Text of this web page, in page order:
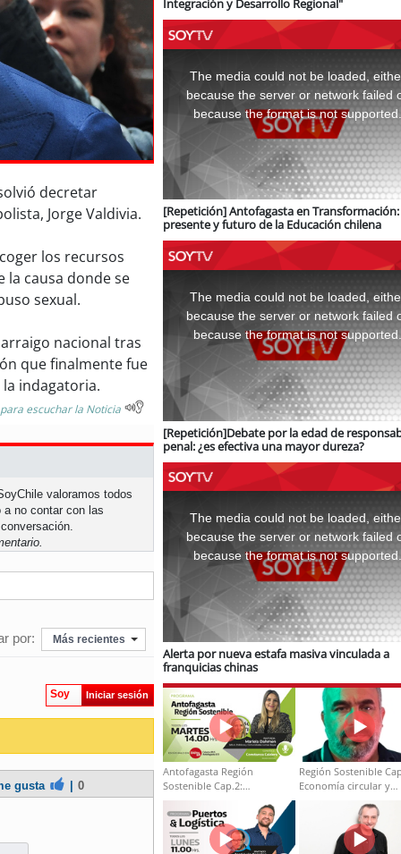
decretar
Jorge Valdivia.
los recursos
la causa donde se
sexual.
nacional tras
que finalmente fue
indagatoria.
escuchar la Noticia
valoramos todos
no contar con las
por: Más recientes
Soy Iniciar sesión
gusta 0
Integración y Desarrollo Regional"
window.
The media could not be loaded,
because the server or network failed
because the format is not supported.
[Repetición] Antofagasta en Transformación:
presente y futuro de la Educación chilena
window.
The media could not be loaded,
because the server or network failed
because the format is not supported.
[Repetición]Debate por la edad de
penal: ¿es efectiva una mayor dureza?
window.
The media could not be loaded,
because the server or network failed
because the format is not supported.
Alerta por nueva estafa masiva vinculada a
franquicias chinas
Antofagasta Región
Sostenible Cap.2:
Educación ambiental y
formación de capacidades
técnicas
Región Sostenible
Economía circular y